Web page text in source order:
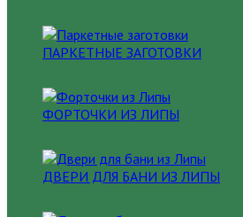
ПАРКЕТНЫЕ ЗАГОТОВКИ
ФОРТОЧКИ ИЗ ЛИПЫ
ДВЕРИ ДЛЯ БАНИ ИЗ ЛИПЫ